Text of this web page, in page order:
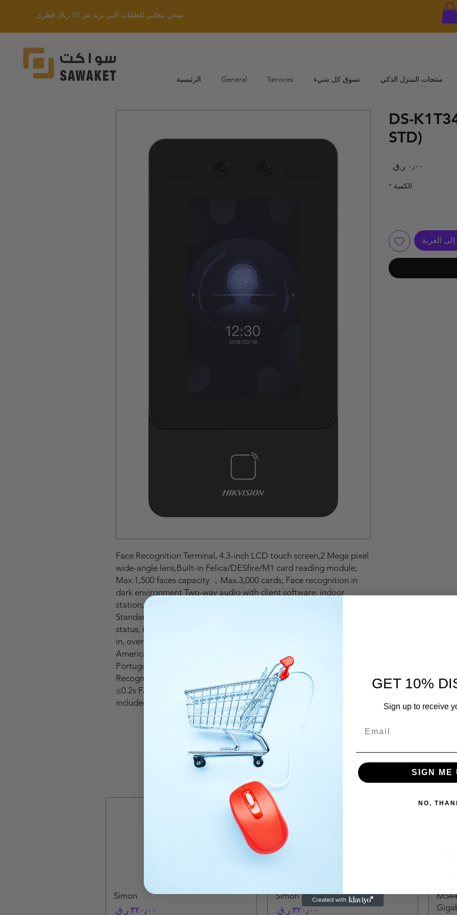
شحن مجاني للطلبات التي تزيد عن 50 ريال قطري
Face Recognition Terminal, 4.3-inch LCD touch screen,2 Mega pixel
wide-angle lens,Built-in Felica/DESfire/M1 card reading module;
Max.1,500 faces capacity ，Max.3,000 cards; Face recognition in
dark environment Two-way audio with client software, indoor
station, and master station Supports TCP/IP, WiFi,DC 12-24V/1A,
Standard PoE Supports ISUP5.0, ISAPI Supports 6 attendance
status, including check in, check out, break in, break out, overtime
in, overtime out multiple languages: English, Spanish (South
America), Arabic, Thai, Indonesian, Russian, Vietnamese,
Portuguese (Brazil) Configuration via the web client Face
Recognition Accuracy Rate > 99% Face Recognition Duration(1:N)
≤0.2s Face Recognition Distance: 0.3m ~ 1.5m IP65 Power adapter
included in the package（European Standard）
DS-
STD)
الكمية *
العربة
منتجات ذات صلة
Simon
السعر
Simon
السعر
الرئيسية General Services تسوق كل شيء منتجات المنزل الذكي
GET 10%
Sign up to receive
SIGN ME
NO,